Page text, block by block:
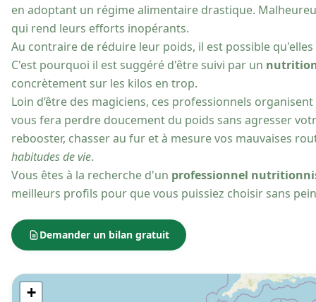
en adoptant un régime alimentaire drastique.
qui rend leurs efforts inopérants.
Au contraire de réduire leur poids, il est possible
C'est pourquoi il est suggéré d'être suivi par un
concrètement sur les kilos en trop.
Loin d’être des magiciens, ces professionnels
vous fera perdre doucement du poids sans agresser
rebooster, chasser au fur et à mesure vos mauvaises
habitudes de vie.
Vous êtes à la recherche d'un professionnel
meilleurs profils pour que vous puissiez choisir sans
Demander un bilan gratuit
+